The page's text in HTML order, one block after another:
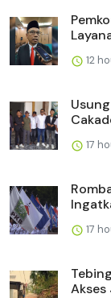
12
17
17
Akses